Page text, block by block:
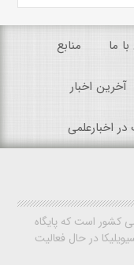
ما منابع
آخرین اخبار
در اخبارعلمی
کشور است که پایگاه
در حال فعالیت